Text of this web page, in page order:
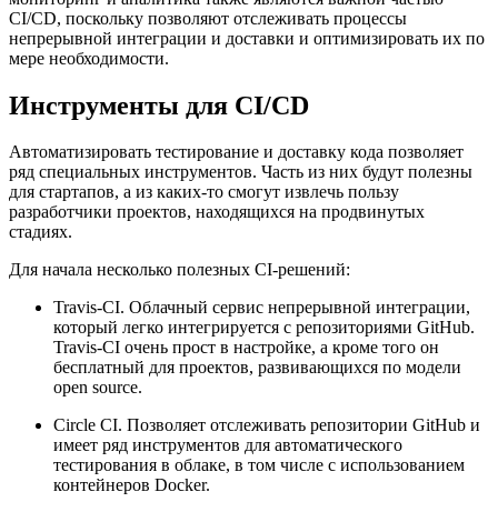
CI/CD, поскольку позволяют отслеживать процессы
непрерывной интеграции и доставки и оптимизировать их по
мере необходимости.
Инструменты для CI/CD
Автоматизировать тестирование и доставку кода позволяет
ряд специальных инструментов. Часть из них будут полезны
для стартапов, а из каких-то смогут извлечь пользу
разработчики проектов, находящихся на продвинутых
стадиях.
Для начала несколько полезных CI-решений:
Travis-CI. Облачный сервис непрерывной интеграции,
который легко интегрируется с репозиториями GitHub.
Travis-CI очень прост в настройке, а кроме того он
бесплатный для проектов, развивающихся по модели
open source.
Circle CI. Позволяет отслеживать репозитории GitHub и
имеет ряд инструментов для автоматического
тестирования в облаке, в том числе с использованием
контейнеров Docker.